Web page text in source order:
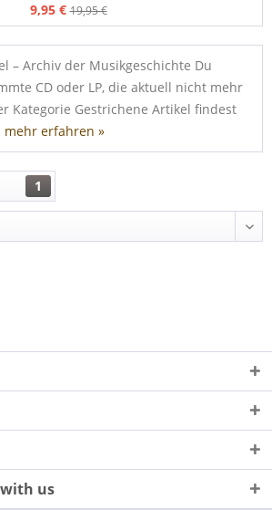
9,95 € 19,95 €
– Archiv der Musikgeschichte Du
CD oder LP, die aktuell nicht mehr
Kategorie Gestrichene Artikel findest
mehr erfahren »
1
us